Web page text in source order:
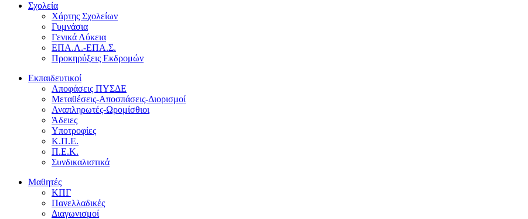
Σχολεία
Χάρτης Σχολείων
Γυμνάσια
Γενικά Λύκεια
ΕΠΑ.Λ.-ΕΠΑ.Σ.
Προκηρύξεις Εκδρομών
Εκπαιδευτικοί
Αποφάσεις ΠΥΣΔΕ
Μεταθέσεις-Αποσπάσεις-Διορισμοί
Αναπληρωτές-Ωρομίσθιοι
Άδειες
Υποτροφίες
Κ.Π.Ε.
Π.Ε.Κ.
Συνδικαλιστικά
Μαθητές
ΚΠΓ
Πανελλαδικές
Διαγωνισμοί